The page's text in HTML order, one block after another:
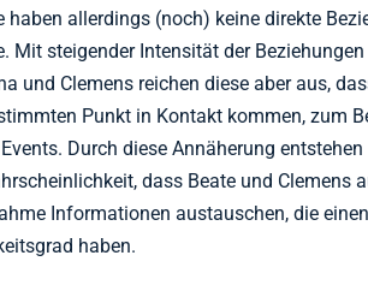
haben allerdings (noch) keine direkte
Mit steigender Intensität der
und Clemens reichen diese aber aus,
Punkt in Kontakt kommen, zum
Durch diese Annäherung
dass Beate und Clemens
Informationen austauschen, die
haben.